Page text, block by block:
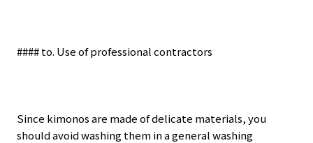
#### to. Use of professional contractors
Since kimonos are made of delicate materials, you
should avoid washing them in a general washing